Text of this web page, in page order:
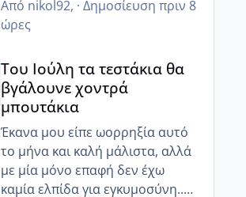
αποτελέσματα 💘
Από nikol92, · Δημοσίευση πριν 8
ώρες
Του Ιούλη τα τεστάκια θα
βγάλουνε χοντρά
μπουτάκια
Έκανα μου είπε ωορρηξία αυτό
το μήνα και καλή μάλιστα, αλλά
με μία μόνο επαφή δεν έχω
καμία ελπίδα για εγκυμοσύνη..